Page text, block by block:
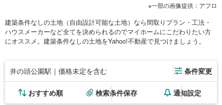
一部の画像提供：アフロ
建築条件なしの土地（自由設計可能な土地）なら間取りプラン・工法・
ハウスメーカーなど全てを決められるのでマイホームにこだわりたい方
にオススメ。建築条件なしの土地をYahoo!不動産で見つけましょう。
井の頭公園駅｜価格未定を含む 条件変更
おすすめ順 検索条件保存 通知設定